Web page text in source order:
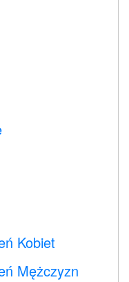
Kobiet
Mężczyzn